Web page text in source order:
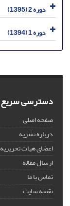
دوره 2 (1395)
دوره 1 (1394)
دسترسی سریع
صفحه اصلی
درباره نشریه
اعضای هیات تحریریه
ارسال مقاله
تماس با ما
نقشه سایت